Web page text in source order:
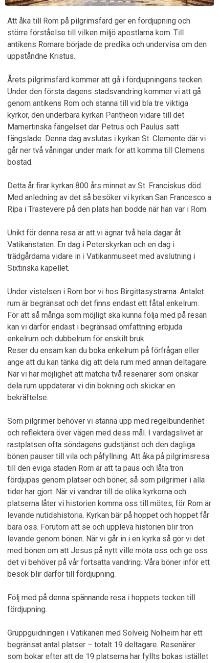
Att åka till Rom på pilgrimsfärd ger en fördjupning och
större förståelse till vilken miljö apostlarna kom. Till
antikens Romare började de predika och undervisa om den
uppståndne Kristus.
Årets pilgrimsfärd kommer att gå i fördjupningens tecken.
Under den första dagens stadsvandring kommer vi att gå
genom antikens Rom och stanna till vid bla tre viktiga
kyrkor, den underbara kyrkan Pantheon vidare till det
Mamertinska fängelset där Petrus och Paulus satt
fängslade. Denna dag avslutas i kyrkan St. Clemente där vi
går ner två våningar under mark för att komma till Clemens
bostad.
Detta år firar kyrkan 800 års minnet av St. Franciskus död.
Med anledning av det så besöker vi kyrkan San Francesco a
Ripa i Trastevere på den plats han bodde när han var i Rom.
Unikt för denna resa är att vi ägnar två hela dagar åt
Vatikanstaten. En dag i Peterskyrkan och en dag i
trädgårdarna vidare in i Vatikanmuseet med avslutning i
Sixtinska kapellet.
Under vistelsen i Rom bor vi hos Birgittasystrarna. Antalet
rum är begränsat och det finns endast ett fåtal enkelrum.
För att så många som möjligt ska kunna följa med på resan
kan vi därför endast i begränsad omfattning erbjuda
enkelrum och dubbelrum för enskilt bruk.
Reser du ensam kan du boka enkelrum på förfrågan eller
ange att du kan tänka dig att dela rum med annan deltagare.
När vi har möjlighet att matcha två resenärer som önskar
dela rum uppdaterar vi din bokning och skickar en
bekräftelse.
Som pilgrimer behöver vi stanna upp med regelbundenhet
och reflektera över vägen med dess mål. I vardagslivet är
rastplatsen ofta söndagens gudstjänst och den dagliga
bönen pauser till vila och påfyllning. Att åka på pilgrimsresa
till den eviga staden Rom är att ta paus och låta tron
fördjupas genom platser och böner, så som pilgrimer i alla
tider har gjort. När vi vandrar till de olika kyrkorna och
platserna låter vi historien komma oss till mötes, för Rom är
levande nutidshistoria. Kyrkan bär på hoppet och hoppet får
bära oss. Förutom att se och uppleva historien blir tron
levande genom bönen. När vi går in i en kyrka så gör vi det
med bönen om att Jesus på nytt ville möta oss och ge oss
det vi behöver på vår fortsatta vandring. Våra böner inför ett
besök blir därför till fördjupning.
Följ med på denna spännande resa i hoppets tecken till
fördjupning.
Gruppguidningen i Vatikanen med Solveig Nolheim har ett
begränsat antal platser – totalt 19 deltagare. Resenärer
som bokar efter att de 19 platserna har fyllts bokas istället